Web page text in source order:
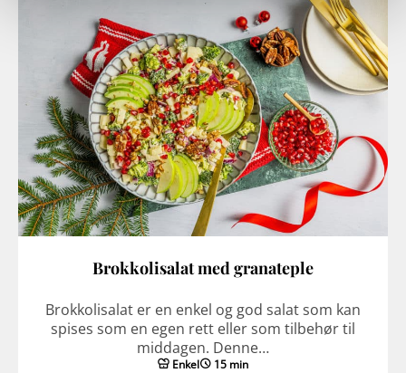
Brokkolisalat med granateple
Brokkolisalat er en enkel og god salat som kan
spises som en egen rett eller som tilbehør til
middagen. Denne…
Enkel 15 min